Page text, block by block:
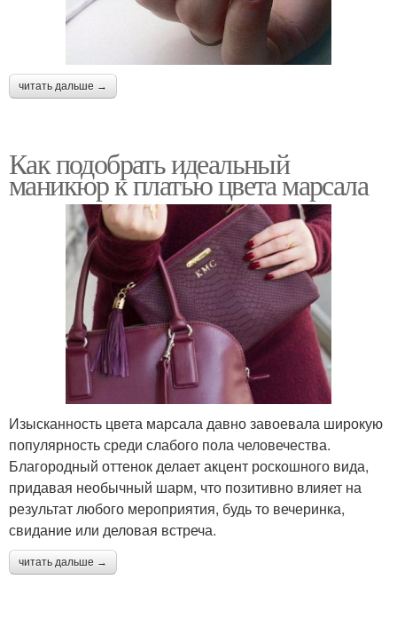
читать дальше →
Как подобрать идеальный
маникюр к платью цвета марсала
Изысканность цвета марсала давно завоевала широкую
популярность среди слабого пола человечества.
Благородный оттенок делает акцент роскошного вида,
придавая необычный шарм, что позитивно влияет на
результат любого мероприятия, будь то вечеринка,
свидание или деловая встреча.
читать дальше →